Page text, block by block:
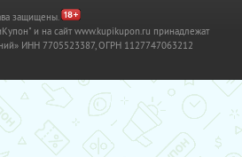
защищены.
и на сайт www.kupikupon.ru принадлежат
ИНН 7705523387, ОГРН 1127747063212